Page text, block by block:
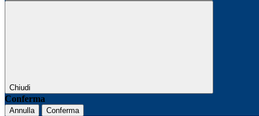
Chiudi
Conferma
Annulla Conferma